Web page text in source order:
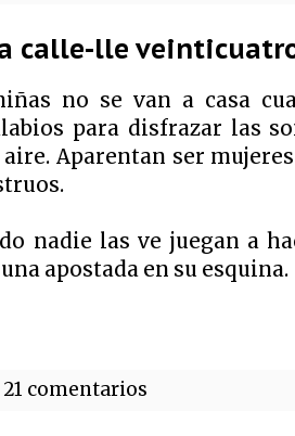
calle-lle
no se van a casa
para disfrazar las
Aparentan ser
nadie las ve juegan a
una apostada en su esquina.
21 comentarios